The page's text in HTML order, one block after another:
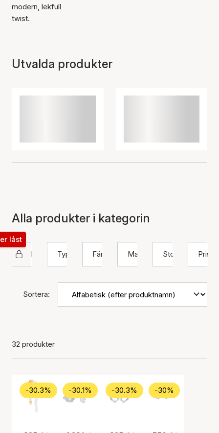
modern, lekfull
twist.
Utvalda produkter
Alla produkter i kategorin
Hultquist Copenhagen
låst
Typ
Färg Material Storlek Pris
Sortera:
32 produkter
-30.3% -30.1% -30.3% -30%